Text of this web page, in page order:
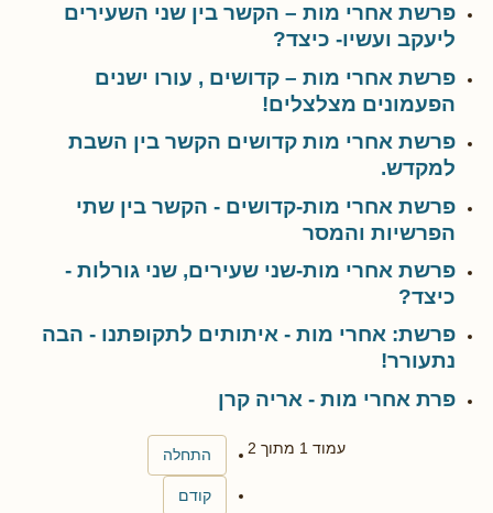
פרשת אחרי מות – הקשר בין שני השעירים
ליעקב ועשיו- כיצד?
פרשת אחרי מות – קדושים , עורו ישנים
הפעמונים מצלצלים!
פרשת אחרי מות קדושים הקשר בין השבת
למקדש.
פרשת אחרי מות-קדושים - הקשר בין שתי
הפרשיות והמסר
פרשת אחרי מות-שני שעירים, שני גורלות -
כיצד?
פרשת: אחרי מות - איתותים לתקופתנו - הבה
נתעורר!
פרת אחרי מות - אריה קרן
עמוד 1 מתוך 2 התחלה
קודם